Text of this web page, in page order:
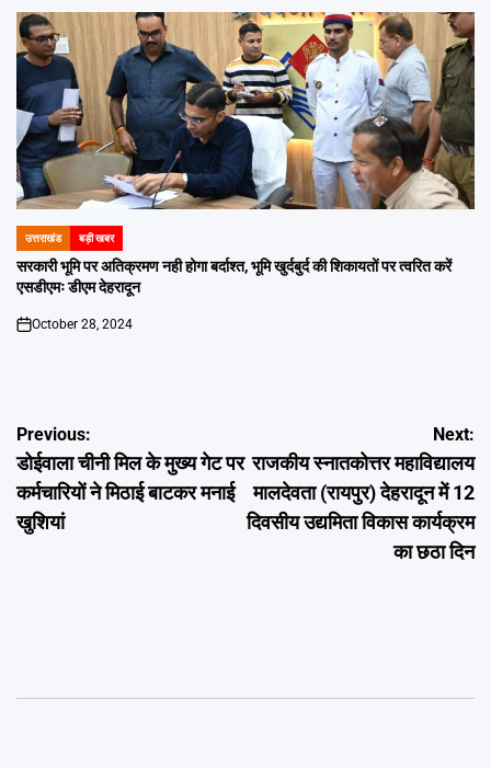
POSTED
IN
उत्तराखंड बड़ी खबर
सरकारी भूमि पर अतिक्रमण नही होगा बर्दाश्त, भूमि खुर्दबुर्द की शिकायतों पर त्वरित करें
एसडीएमः डीएम देहरादून
on
October 28, 2024
Post
navigation
Previous:
डोईवाला चीनी मिल के मुख्य गेट पर
कर्मचारियों ने मिठाई बाटकर मनाई
खुशियां
Next:
राजकीय स्नातकोत्तर महाविद्यालय
मालदेवता (रायपुर) देहरादून में 12
दिवसीय उद्यमिता विकास कार्यक्रम
का छठा दिन